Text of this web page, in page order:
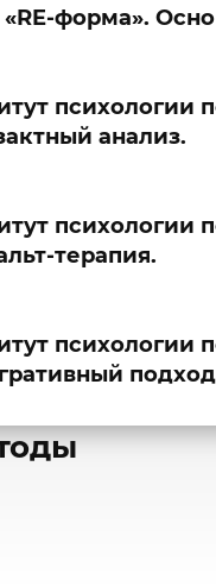
форма».
психологии
анализ.
психологии
терапия.
психологии